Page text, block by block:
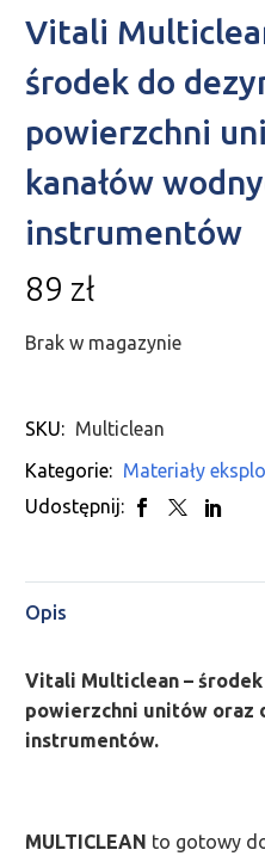
Vitali
środek do
powierzchni
kanałów
instrumentów
89 zł
Brak w magazynie
SKU: Multiclean
Kategorie: Materiały
Udostępnij:
Opis
Vitali Multiclean –
powierzchni unitów oraz
instrumentów.
MULTICLEAN to gotowy